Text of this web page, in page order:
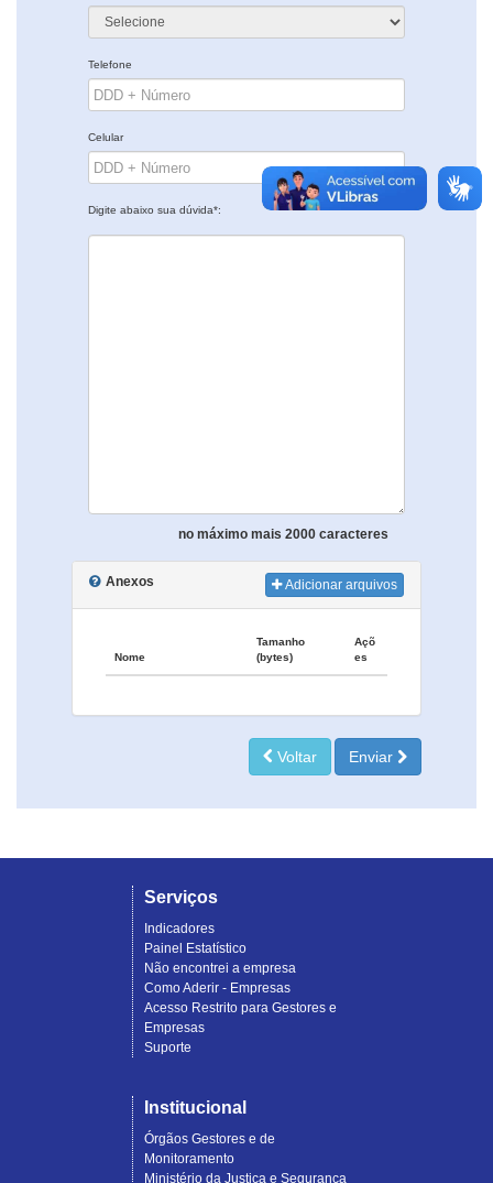
Telefone
Celular
Digite abaixo sua dúvida*:
no máximo mais 2000 caracteres
Anexos Adicionar arquivos
Nome
Tamanho
(bytes)
Açõ
es
Voltar Enviar
Serviços
Indicadores
Painel Estatístico
Não encontrei a empresa
Como Aderir - Empresas
Acesso Restrito para Gestores e
Empresas
Suporte
Institucional
Órgãos Gestores e de
Monitoramento
Ministério da Justiça e Segurança